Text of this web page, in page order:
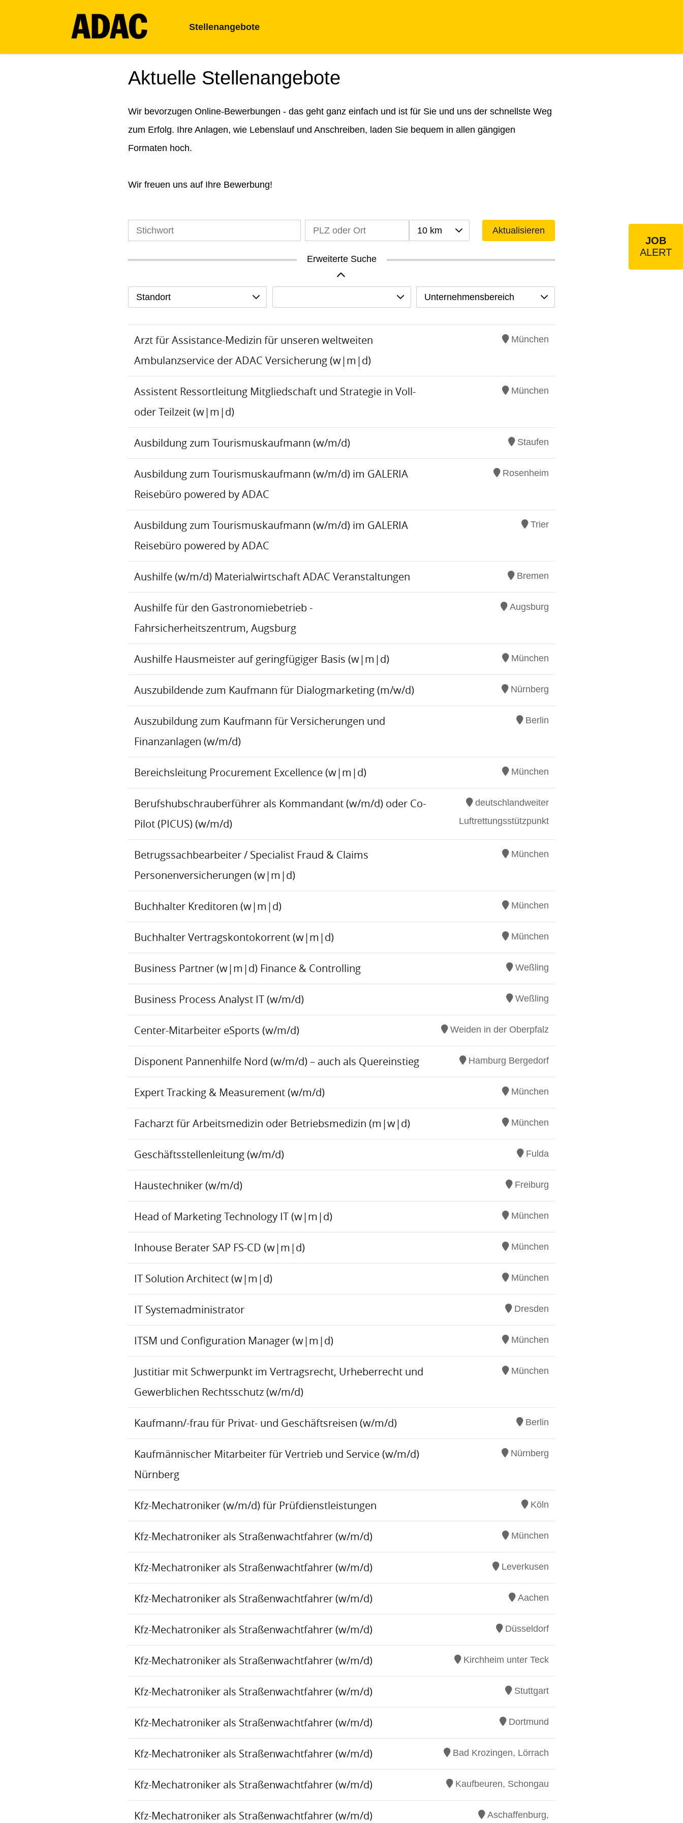
Stellenangebote
Aktuelle Stellenangebote
Wir bevorzugen Online-Bewerbungen - das geht ganz einfach und ist für Sie und uns der schnellste Weg
zum Erfolg. Ihre Anlagen, wie Lebenslauf und Anschreiben, laden Sie bequem in allen gängigen
Formaten hoch.
Wir freuen uns auf Ihre Bewerbung!
10 km Aktualisieren
Erweiterte Suche
Standort Unternehmensbereich
Arzt für Assistance-Medizin für unseren weltweiten
Ambulanzservice der ADAC Versicherung (w|m|d)
München
Assistent Ressortleitung Mitgliedschaft und Strategie in Voll-
oder Teilzeit (w|m|d)
München
Ausbildung zum Tourismuskaufmann (w/m/d) Staufen
Ausbildung zum Tourismuskaufmann (w/m/d) im GALERIA
Reisebüro powered by ADAC
Rosenheim
Ausbildung zum Tourismuskaufmann (w/m/d) im GALERIA
Reisebüro powered by ADAC
Trier
Aushilfe (w/m/d) Materialwirtschaft ADAC Veranstaltungen Bremen
Aushilfe für den Gastronomiebetrieb -
Fahrsicherheitszentrum, Augsburg
Augsburg
Aushilfe Hausmeister auf geringfügiger Basis (w|m|d) München
Auszubildende zum Kaufmann für Dialogmarketing (m/w/d) Nürnberg
Auszubildung zum Kaufmann für Versicherungen und
Finanzanlagen (w/m/d)
Berlin
Bereichsleitung Procurement Excellence (w|m|d) München
Berufshubschrauberführer als Kommandant (w/m/d) oder Co-
Pilot (PICUS) (w/m/d)
deutschlandweiter
Luftrettungsstützpunkt
Betrugssachbearbeiter / Specialist Fraud & Claims
Personenversicherungen (w|m|d)
München
Buchhalter Kreditoren (w|m|d) München
Buchhalter Vertragskontokorrent (w|m|d) München
Business Partner (w|m|d) Finance & Controlling Weßling
Business Process Analyst IT (w/m/d) Weßling
Center-Mitarbeiter eSports (w/m/d) Weiden in der Oberpfalz
Disponent Pannenhilfe Nord (w/m/d) – auch als Quereinstieg Hamburg Bergedorf
Expert Tracking & Measurement (w/m/d) München
Facharzt für Arbeitsmedizin oder Betriebsmedizin (m|w|d) München
Geschäftsstellenleitung (w/m/d) Fulda
Haustechniker (w/m/d) Freiburg
Head of Marketing Technology IT (w|m|d) München
Inhouse Berater SAP FS-CD (w|m|d) München
IT Solution Architect (w|m|d) München
IT Systemadministrator Dresden
ITSM und Configuration Manager (w|m|d) München
Justitiar mit Schwerpunkt im Vertragsrecht, Urheberrecht und
Gewerblichen Rechtsschutz (w/m/d)
München
Kaufmann/-frau für Privat- und Geschäftsreisen (w/m/d) Berlin
Kaufmännischer Mitarbeiter für Vertrieb und Service (w/m/d)
Nürnberg
Nürnberg
Kfz-Mechatroniker (w/m/d) für Prüfdienstleistungen Köln
Kfz-Mechatroniker als Straßenwachtfahrer (w/m/d) München
Kfz-Mechatroniker als Straßenwachtfahrer (w/m/d) Leverkusen
Kfz-Mechatroniker als Straßenwachtfahrer (w/m/d) Aachen
Kfz-Mechatroniker als Straßenwachtfahrer (w/m/d) Düsseldorf
Kfz-Mechatroniker als Straßenwachtfahrer (w/m/d) Kirchheim unter Teck
Kfz-Mechatroniker als Straßenwachtfahrer (w/m/d) Stuttgart
Kfz-Mechatroniker als Straßenwachtfahrer (w/m/d) Dortmund
Kfz-Mechatroniker als Straßenwachtfahrer (w/m/d) Bad Krozingen, Lörrach
Kfz-Mechatroniker als Straßenwachtfahrer (w/m/d) Kaufbeuren, Schongau
Kfz-Mechatroniker als Straßenwachtfahrer (w/m/d) Aschaffenburg,
JOB
ALERT